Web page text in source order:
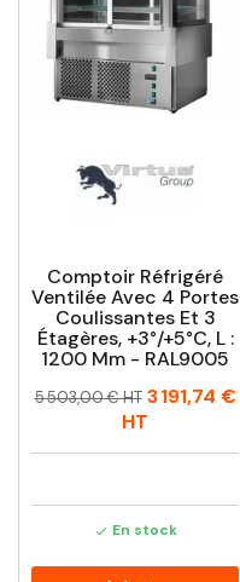
Comptoir Réfrigéré
Ventilée Avec 4 Portes
Coulissantes Et 3
Étagères, +3°/+5°C, L :
1200 Mm - RAL9005
Prix
Prix
5 503,00 € HT 3 191,74 €
HT
 En stock